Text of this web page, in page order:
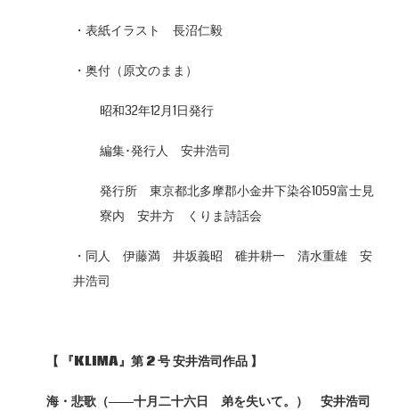
・表紙イラスト 長沼仁毅
・奥付（原文のまま）
昭和32年12月1日発行
編集･発行人 安井浩司
発行所 東京都北多摩郡小金井下染谷1059富士見
寮内 安井方 くりま詩話会
・同人 伊藤満 井坂義昭 碓井耕一 清水重雄 安
井浩司
【 『KLIMA』第 2号安井浩司作品 】
海・悲歌（――十月二十六日 弟を失いて。） 安井浩司